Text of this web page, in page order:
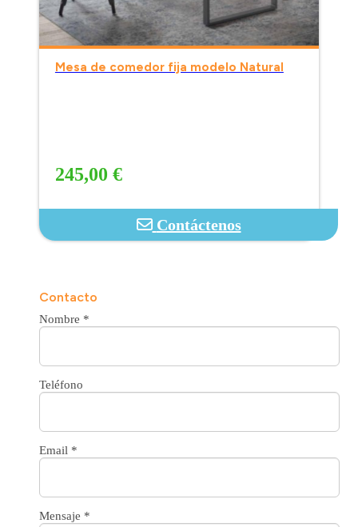
Mesa de comedor fija modelo Natural
245,00 €
Contáctenos
Contacto
Nombre *
Teléfono
Email *
Mensaje *